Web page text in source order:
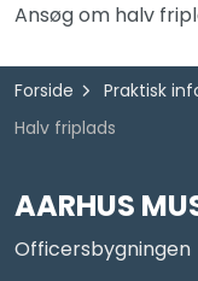
Ansøg om halv
Forside Praktisk
Halv friplads
AARHUS
Officersbygningen